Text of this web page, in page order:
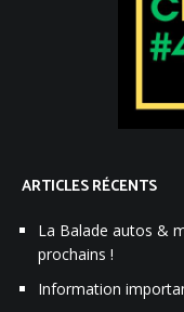
ARTICLES RÉCENTS
La Balade autos &
prochains !
Information